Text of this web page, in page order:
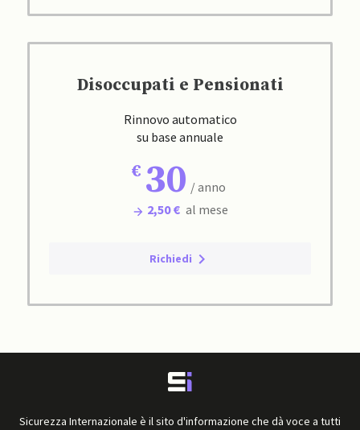
Disoccupati e Pensionati
Rinnovo automatico
su base annuale
30 / anno
2,50 € al mese
Richiedi
Sicurezza Internazionale è il sito d'informazione che dà voce a tutti